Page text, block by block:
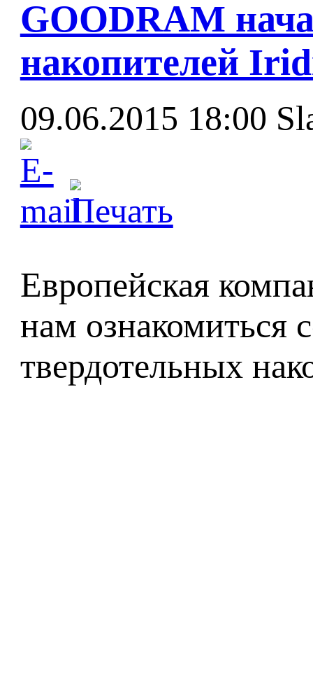
GOODRAM
накопителей
09.06.2015 18:00
Европейская
нам ознакомиться
твердотельных